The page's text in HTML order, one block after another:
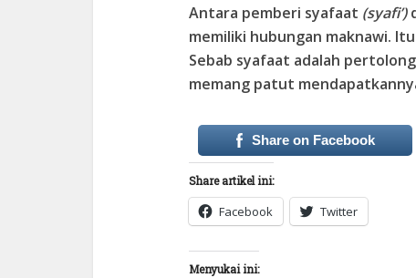
Antara pemberi syafaat (syafi’)
memiliki hubungan maknawi.
Sebab syafaat adalah
memang patut
Share on Facebook
Share artikel ini:
Facebook Twitter
Menyukai ini: